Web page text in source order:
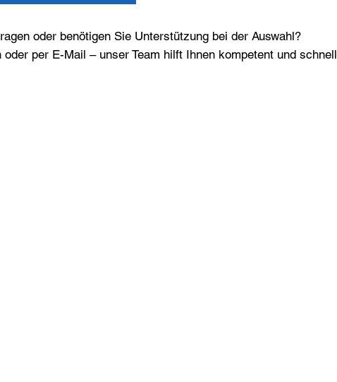
oder benötigen Sie Unterstützung bei der Auswahl?
per E-Mail – unser Team hilft Ihnen kompetent und schnell